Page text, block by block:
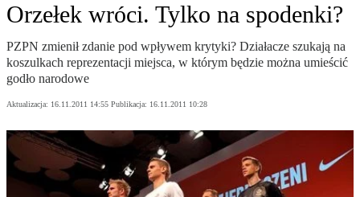
Orzełek wróci. Tylko na spodenki?
PZPN zmienił zdanie pod wpływem krytyki? Działacze szukają na
koszulkach reprezentacji miejsca, w którym będzie można umieścić
godło narodowe
Aktualizacja: 16.11.2011 14:55 Publikacja: 16.11.2011 10:28